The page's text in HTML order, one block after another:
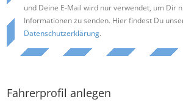
und Deine E-Mail wird nur verwendet, um Dir
Informationen zu senden. Hier findest Du
Datenschutzerklärung.
Fahrerprofil anlegen